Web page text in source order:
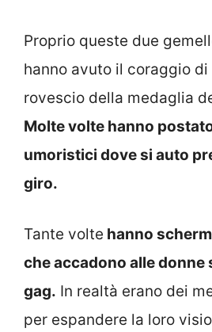
Proprio queste due
hanno avuto il coraggio di
rovescio della medaglia
Molte volte hanno
umoristici dove si auto
giro.
Tante volte hanno
che accadono alle donne
gag. In realtà erano dei
per espandere la loro